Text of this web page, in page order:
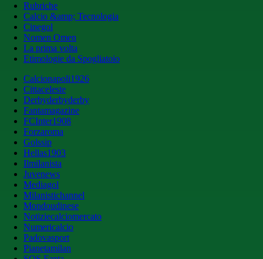
Rubriche
Calcio &amp; Tecnologia
Cinegol
Nomen Omen
La prima volta
Etimologie da Spogliatoio
Calcionapoli1926
Cittaceleste
Derbyderbyderby
Fantamagazine
FCInter1908
Forzaroma
Golssip
Hellas1903
Ilmilanista
Juvenews
Mediagol
Milanistichannel
Mondoudinese
Notiziecalciomercato
Numericalcio
Padovasport
Pianetamilan